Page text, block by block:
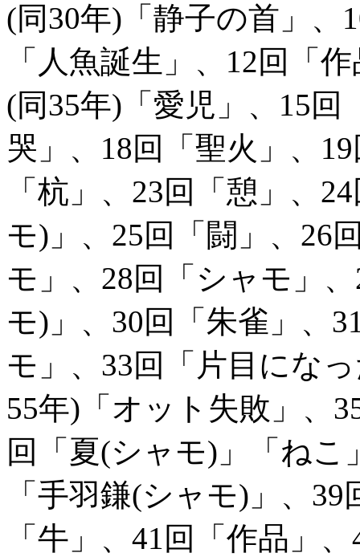
(同30年)「静子の首」、
「人魚誕生」、12回「
(同35年)「愛児」、15回
哭」、18回「聖火」、
「杭」、23回「憩」、
モ)」、25回「闘」、26
モ」、28回「シャモ」
モ)」、30回「朱雀」、
モ」、33回「片目にな
55年)「オット失敗」、
回「夏(シャモ)」「ねこ
「手羽鎌(シャモ)」、
「牛」、41回「作品」